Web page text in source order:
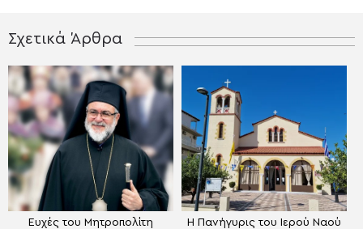
Σχετικά Άρθρα
Ευχές του Μητροπολίτη
Η Πανήγυρις του Ιερού Ναού